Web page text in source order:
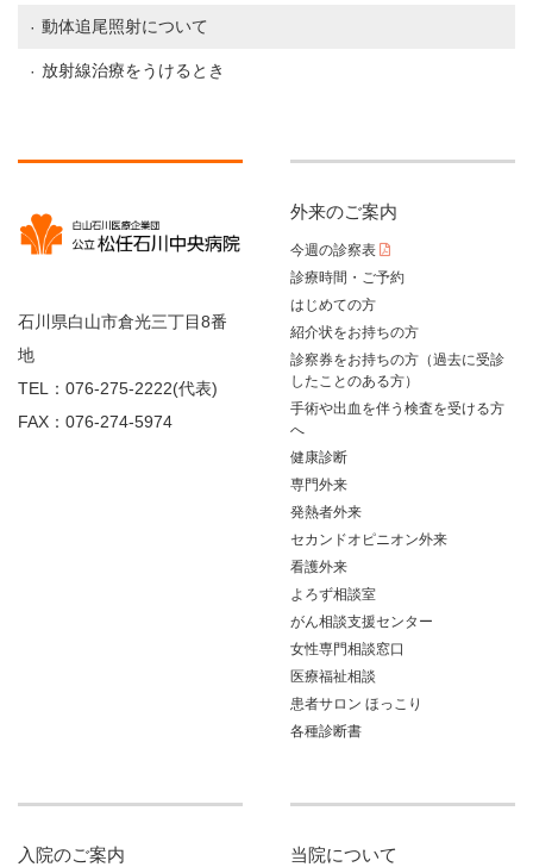
動体追尾照射について
放射線治療をうけるとき
石川県白山市倉光三丁目8番
地
TEL：076-275-2222(代表)
FAX：076-274-5974
外来のご案内
今週の診察表
診療時間・ご予約
はじめての方
紹介状をお持ちの方
診察券をお持ちの方（過去に受診
したことのある方）
手術や出血を伴う検査を受ける方
へ
健康診断
専門外来
発熱者外来
セカンドオピニオン外来
看護外来
よろず相談室
がん相談支援センター
女性専門相談窓口
医療福祉相談
患者サロン ほっこり
各種診断書
入院のご案内 当院について